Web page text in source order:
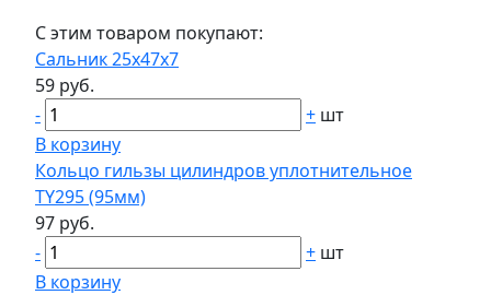
С этим товаром покупают:
Сальник 25х47х7
59 руб.
-
+ шт
В корзину
Кольцо гильзы цилиндров уплотнительное
TY295 (95мм)
97 руб.
-
+ шт
В корзину